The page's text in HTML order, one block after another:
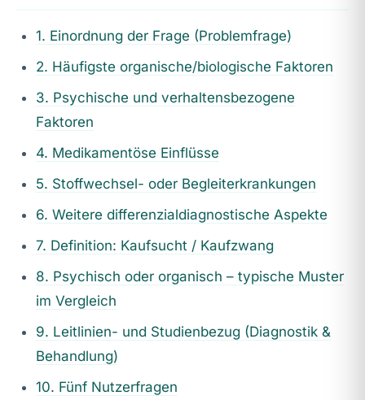
1. Einordnung der Frage (Problemfrage)
2. Häufigste organische/biologische Faktoren
3. Psychische und verhaltensbezogene
Faktoren
4. Medikamentöse Einflüsse
5. Stoffwechsel- oder Begleiterkrankungen
6. Weitere differenzialdiagnostische Aspekte
7. Definition: Kaufsucht / Kaufzwang
8. Psychisch oder organisch – typische Muster
im Vergleich
9. Leitlinien- und Studienbezug (Diagnostik &
Behandlung)
10. Fünf Nutzerfragen